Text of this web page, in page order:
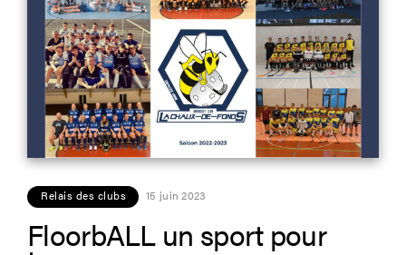
Relais des clubs 15 juin 2023
FloorbALL un sport pour